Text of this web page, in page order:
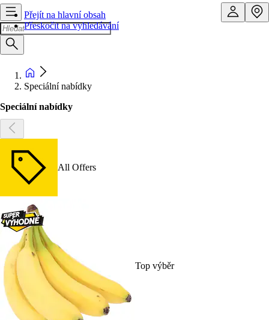
Přejít na hlavní obsah
Přeskočit na vyhledávání
Speciální nabídky
Speciální nabídky
All Offers
Top výběr